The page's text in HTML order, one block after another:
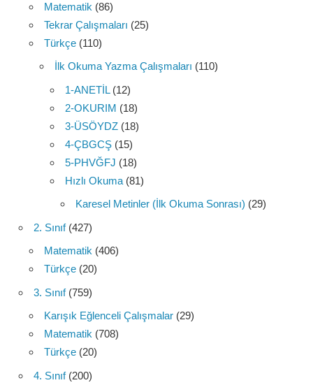
Matematik (86)
Tekrar Çalışmaları (25)
Türkçe (110)
İlk Okuma Yazma Çalışmaları (110)
1-ANETİL(12)
2-OKURIM (18)
3-ÜSÖYDZ (18)
4-ÇBGCŞ (15)
5-PHVĞFJ (18)
Hızlı Okuma (81)
Karesel Metinler (İlk Okuma Sonrası) (29)
2. Sınıf(427)
Matematik (406)
Türkçe (20)
3. Sınıf(759)
Karışık Eğlenceli Çalışmalar (29)
Matematik (708)
Türkçe (20)
4. Sınıf(200)